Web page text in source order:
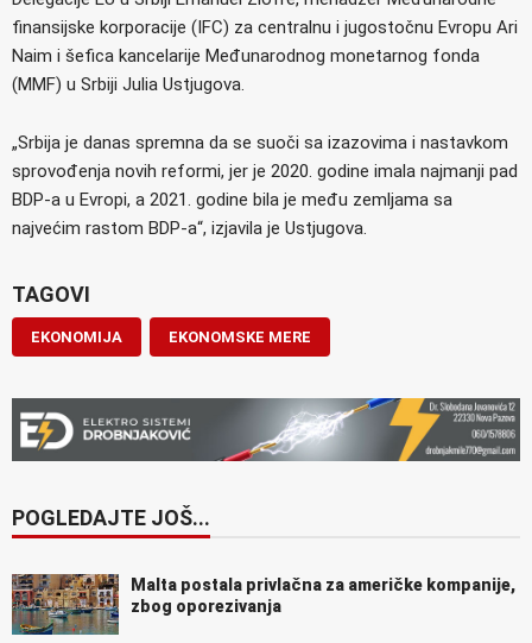
finansijske korporacije (IFC) za centralnu i jugostočnu Evropu Ari
Naim i šefica kancelarije Međunarodnog monetarnog fonda
(MMF) u Srbiji Julia Ustjugova.
„Srbija je danas spremna da se suoči sa izazovima i nastavkom
sprovođenja novih reformi, jer je 2020. godine imala najmanji pad
BDP-a u Evropi, a 2021. godine bila je među zemljama sa
najvećim rastom BDP-a“, izjavila je Ustjugova.
TAGOVI
EKONOMIJA EKONOMSKE MERE
POGLEDAJTE JOŠ...
Malta postala privlačna za američke kompanije,
zbog oporezivanja